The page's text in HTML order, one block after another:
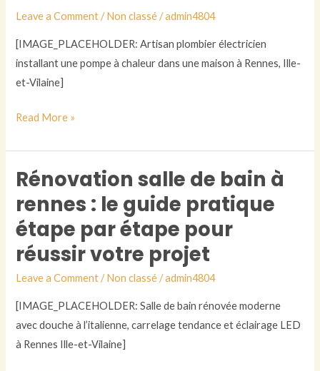
Leave a Comment /Non classé/admin4804
[IMAGE_PLACEHOLDER: Artisan plombier électricien
installant une pompe à chaleur dans une maison à Rennes, Ille-
et-Vilaine]
électricité
:
ce
qui
vraiment
propriétaires
rennais
en
2026
Read More »
Rénovation salle de bain à
rennes : le guide pratique
étape par étape pour
réussir votre projet
Leave a Comment /Non classé/admin4804
[IMAGE_PLACEHOLDER: Salle de bain rénovée moderne
avec douche à l’italienne, carrelage tendance et éclairage LED
à Rennes Ille-et-Vilaine]
Rénovation
de
bain
à
rennes
le
guide
pratique